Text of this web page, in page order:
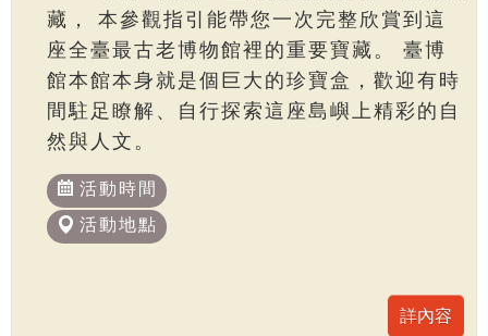
藏， 本參觀指引能帶您一次完整欣賞到這
座全臺最古老博物館裡的重要寶藏。 臺博
館本館本身就是個巨大的珍寶盒，歡迎有時
間駐足瞭解、自行探索這座島嶼上精彩的自
然與人文。
活動時間
活動地點